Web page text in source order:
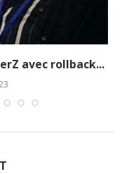
avec rollback...